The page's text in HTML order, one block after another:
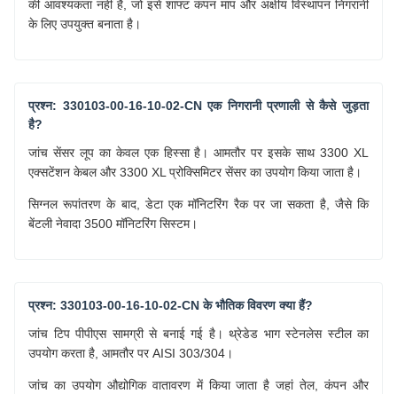
की आवश्यकता नहीं है, जो इसे शाफ्ट कंपन माप और अक्षीय विस्थापन निगरानी
के लिए उपयुक्त बनाता है।
प्रश्न: 330103-00-16-10-02-CN एक निगरानी प्रणाली से कैसे जुड़ता
है?
जांच सेंसर लूप का केवल एक हिस्सा है। आमतौर पर इसके साथ 3300 XL
एक्सटेंशन केबल और 3300 XL प्रोक्सिमिटर सेंसर का उपयोग किया जाता है।
सिग्नल रूपांतरण के बाद, डेटा एक मॉनिटरिंग रैक पर जा सकता है, जैसे कि
बेंटली नेवादा 3500 मॉनिटरिंग सिस्टम।
प्रश्न: 330103-00-16-10-02-CN के भौतिक विवरण क्या हैं?
जांच टिप पीपीएस सामग्री से बनाई गई है। थ्रेडेड भाग स्टेनलेस स्टील का
उपयोग करता है, आमतौर पर AISI 303/304।
जांच का उपयोग औद्योगिक वातावरण में किया जाता है जहां तेल, कंपन और